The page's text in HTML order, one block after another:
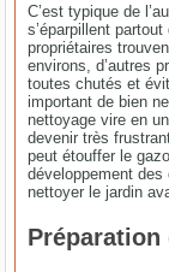
C’est typique de
s’éparpillent
propriétaires
environs, d’autres
toutes chutés et
important de bien
nettoyage vire en
devenir très
peut étouffer le
développement
nettoyer le jardin
Préparation